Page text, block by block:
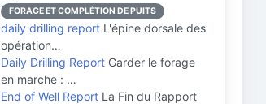
FORAGE ET COMPLÉTION DE PUITS
daily drilling report L'épine dorsale des
opération…
Daily Drilling Report Garder le forage
en marche : …
End of Well Report La Fin du Rapport